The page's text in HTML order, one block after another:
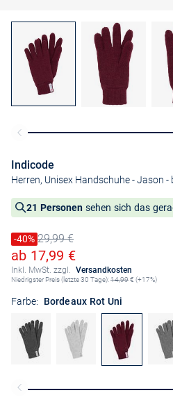
Indicode
Herren, Unisex Handschuhe - Jason -
21 Personen sehen sich das
Preis reduziert um
-40%
Alter Preis29,99 €
Ermäßigter Preis
ab 17,99 €
Inkl. MwSt. zzgl. Versandkosten
Niedrigster Preis (letzte 30 Tage):14,99€ (+17%)
Farbe: Bordeaux Rot Uni